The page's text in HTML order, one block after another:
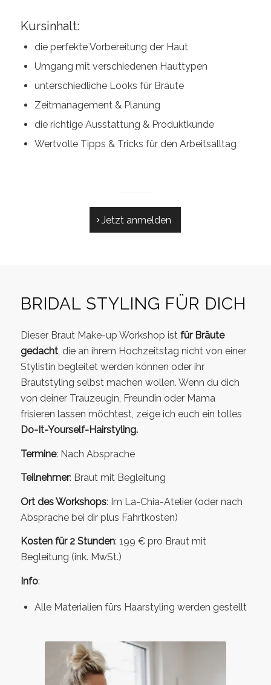
Kursinhalt:
die perfekte Vorbereitung der Haut
Umgang mit verschiedenen Hauttypen
unterschiedliche Looks für Bräute
Zeitmanagement & Planung
die richtige Ausstattung & Produktkunde
Wertvolle Tipps & Tricks für den Arbeitsalltag
Jetzt anmelden
BRIDAL STYLING FÜR DICH
Dieser Braut Make-up Workshop ist für Bräute
gedacht, die an ihrem Hochzeitstag nicht von einer
Stylistin begleitet werden können oder ihr
Brautstyling selbst machen wollen. Wenn du dich
von deiner Trauzeugin, Freundin oder Mama
frisieren lassen möchtest, zeige ich euch ein tolles
Do-It-Yourself-Hairstyling.
Termine: Nach Absprache
Teilnehmer: Braut mit Begleitung
Ort des Workshops: Im La-Chia-Atelier (oder nach
Absprache bei dir plus Fahrtkosten)
Kosten für 2 Stunden: 199 € pro Braut mit
Begleitung (ink. MwSt.)
Info:
Alle Materialien fürs Haarstyling werden gestellt